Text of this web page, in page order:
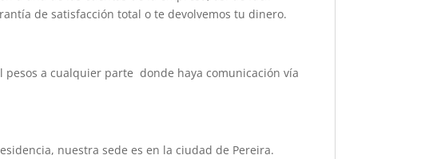
de satisfacción total o te devolvemos tu dinero.
pesos a cualquier parte donde haya comunicación vía
nuestra sede es en la ciudad de Pereira.